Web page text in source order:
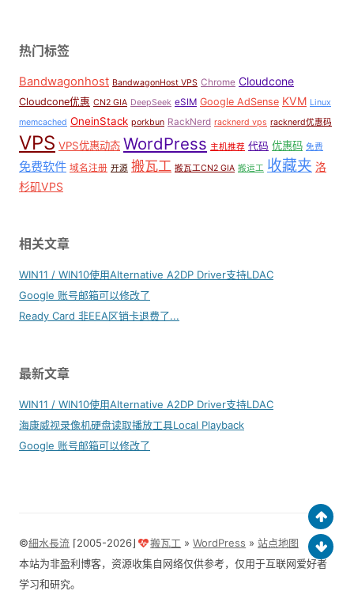
热门标签
Bandwagonhost BandwagonHost VPS Chrome Cloudcone
Cloudcone优惠 CN2 GIA DeepSeek eSIM Google AdSense KVM Linux
memcached OneinStack porkbun RackNerd racknerd vps racknerd优惠码
VPS VPS优惠动态 WordPress 主机推荐 代码 优惠码 免费
免费软件 域名注册 开源 搬瓦工 搬瓦工CN2 GIA 搬运工 收藏夹 洛
杉矶VPS
相关文章
WIN11 / WIN10使用Alternative A2DP Driver支持LDAC
Google 账号邮箱可以修改了
Ready Card 非EEA区销卡退费了...
最新文章
WIN11 / WIN10使用Alternative A2DP Driver支持LDAC
海康威视录像机硬盘读取播放工具Local Playback
Google 账号邮箱可以修改了
©細水長流 ⌈2005-2026⌋ 搬瓦工 »WordPress »站点地图
本站为非盈利博客，资源收集自网络仅供参考，仅用于互联网爱好者
学习和研究。